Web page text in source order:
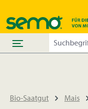
Bio-Saatgut Mais